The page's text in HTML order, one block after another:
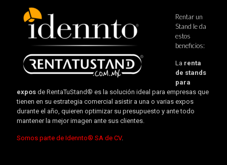
Rentar un
Stand le da
estos
beneficios:
La renta
de stands
para
expos de RentaTuStand® es la solución ideal para empresas que
tienen en su estrategia comercial asistir a una o varias expos
durante el año, quieren optimizar su presupuesto y ante todo
mantener la mejor imagen ante sus clientes.
Somos parte de Idennto® SA de CV.